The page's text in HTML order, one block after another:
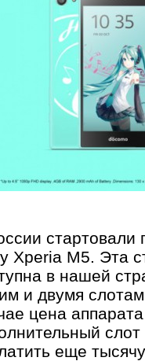
Xperia M5. Эта
в нашей
и двумя
цена
еще